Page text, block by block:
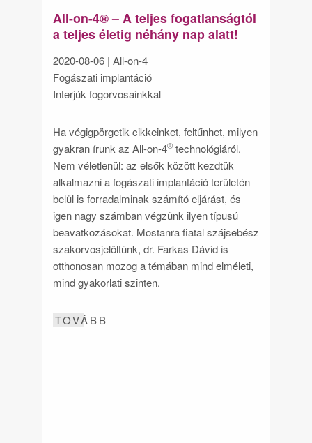
All-on-4® – A teljes fogatlanságtól
a teljes életig néhány nap alatt!
2020-08-06 | All-on-4
Fogászati implantáció
Interjúk fogorvosainkkal
Ha végigpörgetik cikkeinket, feltűnhet, milyen
gyakran írunk az All-on-4® technológiáról.
Nem véletlenül: az elsők között kezdtük
alkalmazni a fogászati implantáció területén
belül is forradalminak számító eljárást, és
igen nagy számban végzünk ilyen típusú
beavatkozásokat. Mostanra fiatal szájsebész
szakorvosjelöltünk, dr. Farkas Dávid is
otthonosan mozog a témában mind elméleti,
mind gyakorlati szinten.
TOVÁBB